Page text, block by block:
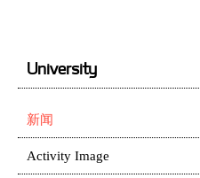
University
新闻
Activity Image